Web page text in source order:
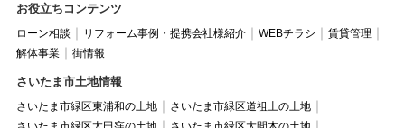
お役立ちコンテンツ
ローン相談 リフォーム事例・提携会社様紹介 WEBチラシ
賃貸管理
解体事業
街情報
さいたま市土地情報
さいたま市緑区東浦和の土地
さいたま市緑区道祖土の土地